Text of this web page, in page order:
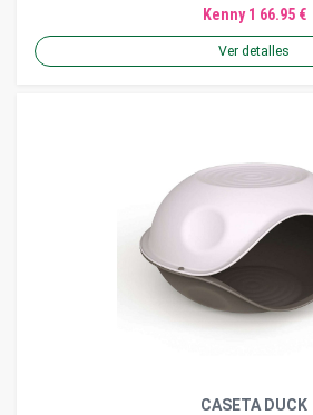
Kenny 1 66.95 €
Ver detalles
CASETA DUCK